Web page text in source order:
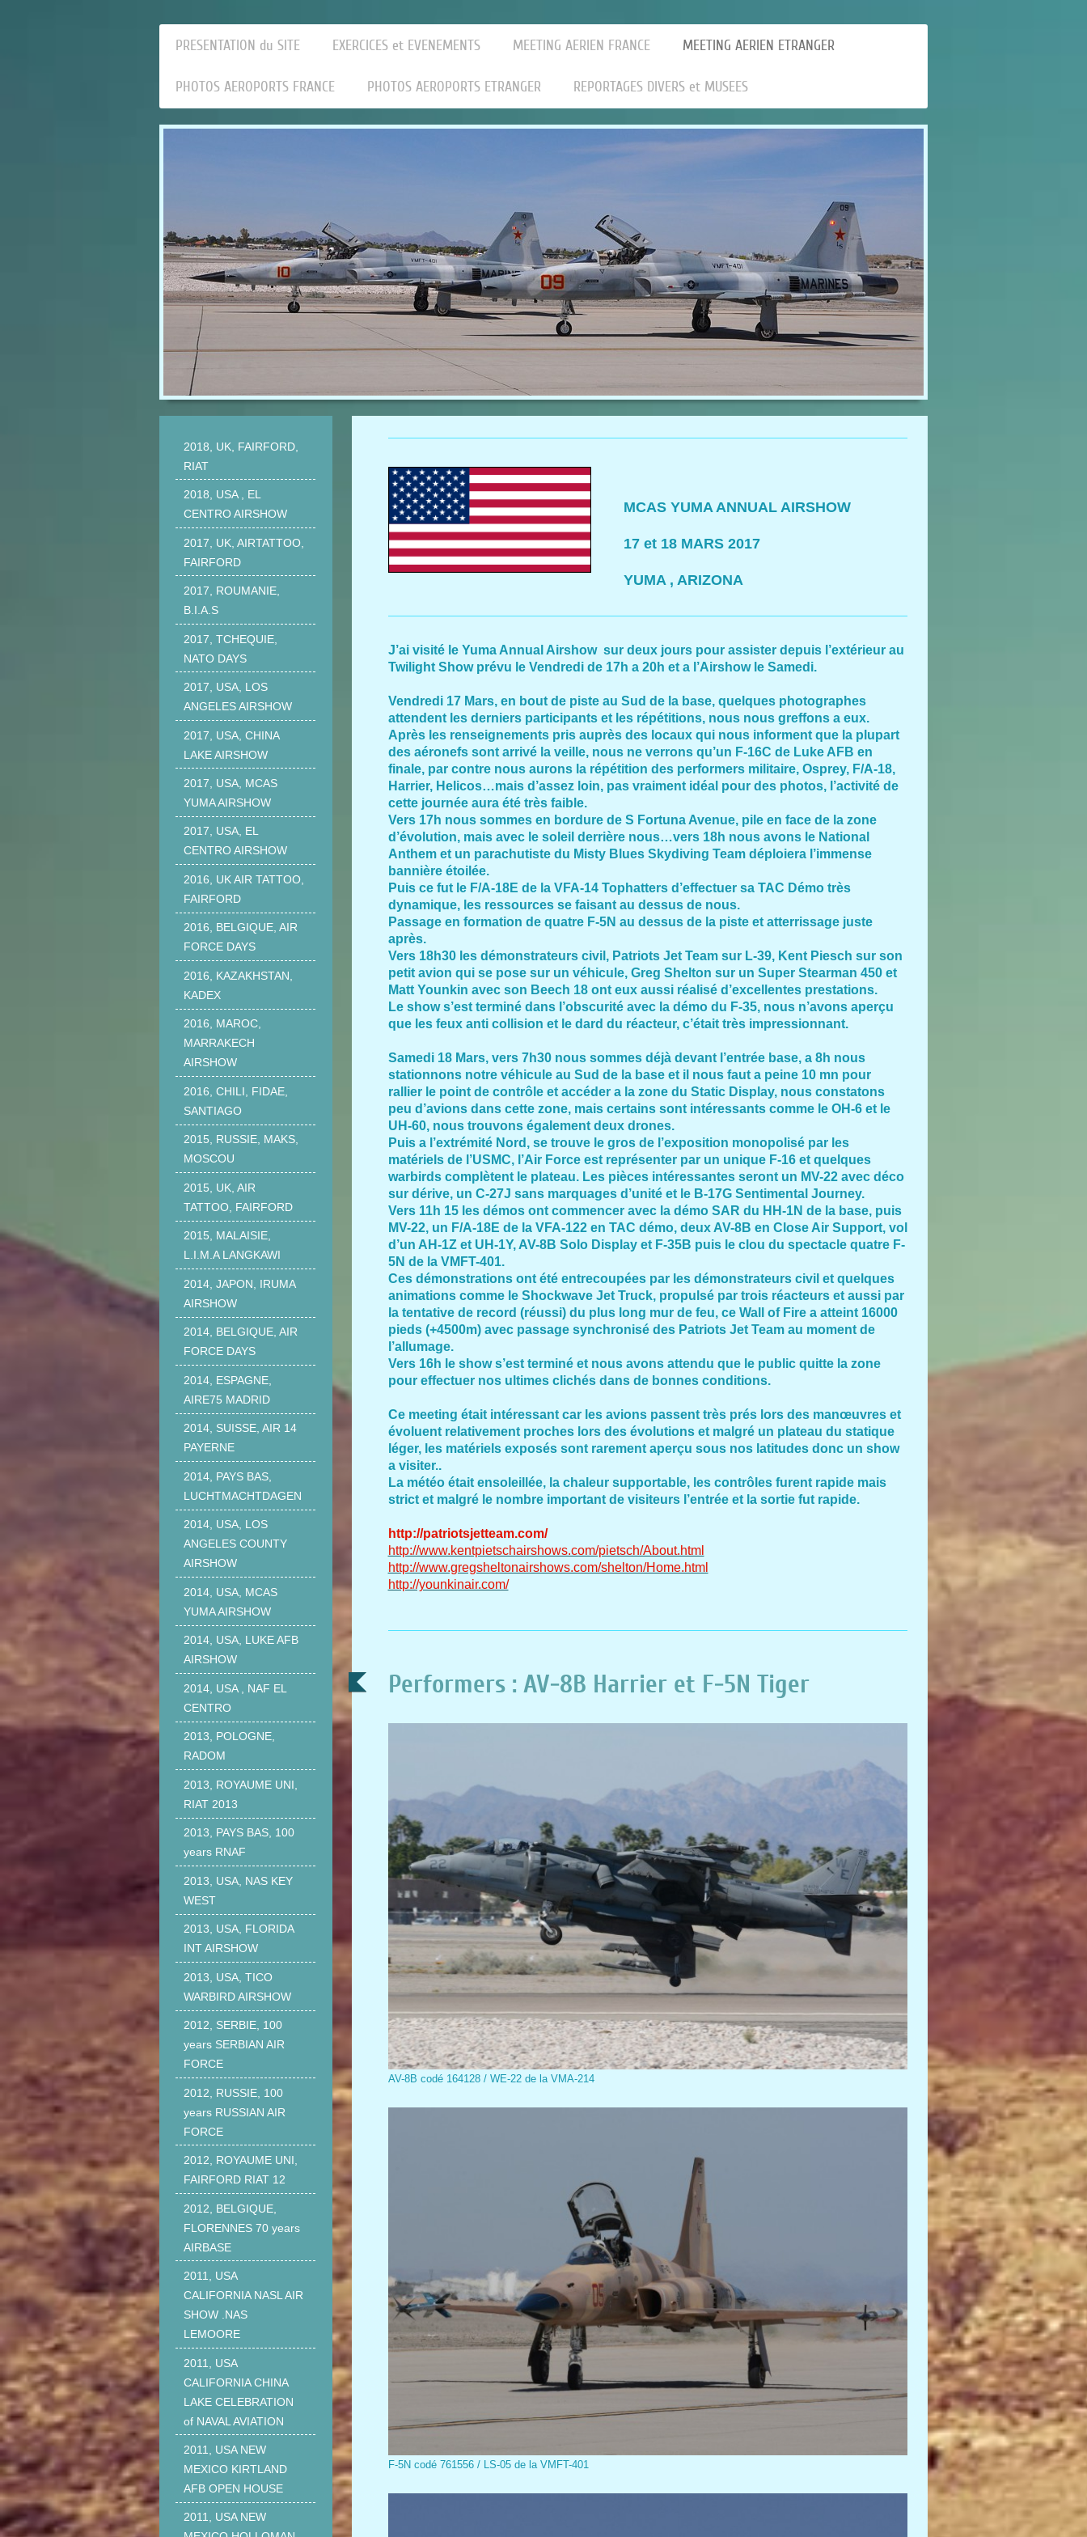
PRESENTATION du SITE EXERCICES et EVENEMENTS MEETING AERIEN FRANCE MEETING AERIEN ETRANGER
PHOTOS AEROPORTS FRANCE PHOTOS AEROPORTS ETRANGER REPORTAGES DIVERS et MUSEES
MCAS YUMA ANNUAL AIRSHOW
17 et 18 MARS 2017
YUMA , ARIZONA
J’ai visité le Yuma Annual Airshow sur deux jours pour assister depuis l’extérieur au
Twilight Show prévu le Vendredi de 17h a 20h et a l’Airshow le Samedi.
Vendredi 17 Mars, en bout de piste au Sud de la base, quelques photographes
attendent les derniers participants et les répétitions, nous nous greffons a eux.
Après les renseignements pris auprès des locaux qui nous informent que la plupart
des aéronefs sont arrivé la veille, nous ne verrons qu’un F-16C de Luke AFB en
finale, par contre nous aurons la répétition des performers militaire, Osprey, F/A-18,
Harrier, Helicos…mais d’assez loin, pas vraiment idéal pour des photos, l’activité de
cette journée aura été très faible.
Vers 17h nous sommes en bordure de S Fortuna Avenue, pile en face de la zone
d’évolution, mais avec le soleil derrière nous…vers 18h nous avons le National
Anthem et un parachutiste du Misty Blues Skydiving Team déploiera l’immense
bannière étoilée.
Puis ce fut le F/A-18E de la VFA-14 Tophatters d’effectuer sa TAC Démo très
dynamique, les ressources se faisant au dessus de nous.
Passage en formation de quatre F-5N au dessus de la piste et atterrissage juste
après.
Vers 18h30 les démonstrateurs civil, Patriots Jet Team sur L-39, Kent Piesch sur son
petit avion qui se pose sur un véhicule, Greg Shelton sur un Super Stearman 450 et
Matt Younkin avec son Beech 18 ont eux aussi réalisé d’excellentes prestations.
Le show s’est terminé dans l’obscurité avec la démo du F-35, nous n’avons aperçu
que les feux anti collision et le dard du réacteur, c’était très impressionnant.
Samedi 18 Mars, vers 7h30 nous sommes déjà devant l’entrée base, a 8h nous
stationnons notre véhicule au Sud de la base et il nous faut a peine 10 mn pour
rallier le point de contrôle et accéder a la zone du Static Display, nous constatons
peu d’avions dans cette zone, mais certains sont intéressants comme le OH-6 et le
UH-60, nous trouvons également deux drones.
Puis a l’extrémité Nord, se trouve le gros de l’exposition monopolisé par les
matériels de l’USMC, l’Air Force est représenter par un unique F-16 et quelques
warbirds complètent le plateau. Les pièces intéressantes seront un MV-22 avec déco
sur dérive, un C-27J sans marquages d’unité et le B-17G Sentimental Journey.
Vers 11h 15 les démos ont commencer avec la démo SAR du HH-1N de la base, puis
MV-22, un F/A-18E de la VFA-122 en TAC démo, deux AV-8B en Close Air Support, vol
d’un AH-1Z et UH-1Y, AV-8B Solo Display et F-35B puis le clou du spectacle quatre F-
5N de la VMFT-401.
Ces démonstrations ont été entrecoupées par les démonstrateurs civil et quelques
animations comme le Shockwave Jet Truck, propulsé par trois réacteurs et aussi par
la tentative de record (réussi) du plus long mur de feu, ce Wall of Fire a atteint 16000
pieds (+4500m) avec passage synchronisé des Patriots Jet Team au moment de
l’allumage.
Vers 16h le show s’est terminé et nous avons attendu que le public quitte la zone
pour effectuer nos ultimes clichés dans de bonnes conditions.
Ce meeting était intéressant car les avions passent très prés lors des manœuvres et
évoluent relativement proches lors des évolutions et malgré un plateau du statique
léger, les matériels exposés sont rarement aperçu sous nos latitudes donc un show
a visiter..
La météo était ensoleillée, la chaleur supportable, les contrôles furent rapide mais
strict et malgré le nombre important de visiteurs l’entrée et la sortie fut rapide.
http://patriotsjetteam.com/
http://www.kentpietschairshows.com/pietsch/About.html
http://www.gregsheltonairshows.com/shelton/Home.html
http://younkinair.com/
Performers : AV-8B Harrier et F-5N Tiger
AV-8B codé 164128 / WE-22 de la VMA-214
F-5N codé 761556 / LS-05 de la VMFT-401
2018, UK, FAIRFORD,
RIAT
2018, USA , EL
CENTRO AIRSHOW
2017, UK, AIRTATTOO,
FAIRFORD
2017, ROUMANIE,
B.I.A.S
2017, TCHEQUIE,
NATO DAYS
2017, USA, LOS
ANGELES AIRSHOW
2017, USA, CHINA
LAKE AIRSHOW
2017, USA, MCAS
YUMA AIRSHOW
2017, USA, EL
CENTRO AIRSHOW
2016, UK AIR TATTOO,
FAIRFORD
2016, BELGIQUE, AIR
FORCE DAYS
2016, KAZAKHSTAN,
KADEX
2016, MAROC,
MARRAKECH
AIRSHOW
2016, CHILI, FIDAE,
SANTIAGO
2015, RUSSIE, MAKS,
MOSCOU
2015, UK, AIR
TATTOO, FAIRFORD
2015, MALAISIE,
L.I.M.A LANGKAWI
2014, JAPON, IRUMA
AIRSHOW
2014, BELGIQUE, AIR
FORCE DAYS
2014, ESPAGNE,
AIRE75 MADRID
2014, SUISSE, AIR 14
PAYERNE
2014, PAYS BAS,
LUCHTMACHTDAGEN
2014, USA, LOS
ANGELES COUNTY
AIRSHOW
2014, USA, MCAS
YUMA AIRSHOW
2014, USA, LUKE AFB
AIRSHOW
2014, USA , NAF EL
CENTRO
2013, POLOGNE,
RADOM
2013, ROYAUME UNI,
RIAT 2013
2013, PAYS BAS, 100
years RNAF
2013, USA, NAS KEY
WEST
2013, USA, FLORIDA
INT AIRSHOW
2013, USA, TICO
WARBIRD AIRSHOW
2012, SERBIE, 100
years SERBIAN AIR
FORCE
2012, RUSSIE, 100
years RUSSIAN AIR
FORCE
2012, ROYAUME UNI,
FAIRFORD RIAT 12
2012, BELGIQUE,
FLORENNES 70 years
AIRBASE
2011, USA
CALIFORNIA NASL AIR
SHOW .NAS
LEMOORE
2011, USA
CALIFORNIA CHINA
LAKE CELEBRATION
of NAVAL AVIATION
2011, USA NEW
MEXICO KIRTLAND
AFB OPEN HOUSE
2011, USA NEW